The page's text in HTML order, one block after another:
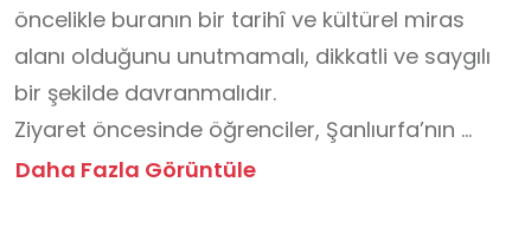
öncelikle buranın bir tarihî ve kültürel miras
alanı olduğunu unutmamalı, dikkatli ve saygılı
bir şekilde davranmalıdır.
Ziyaret öncesinde öğrenciler, Şanlıurfa’nın
kurtuluş mücadelesi hakkında kısa bir ön
Daha Fazla Görüntüle